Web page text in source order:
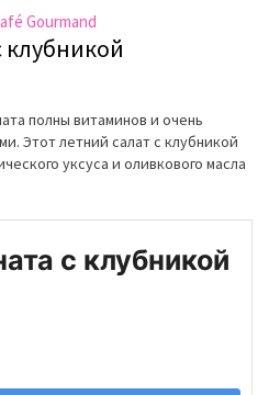
клубникой
полны витаминов и очень
Этот летний салат с клубникой
уксуса и оливкового масла
с клубникой